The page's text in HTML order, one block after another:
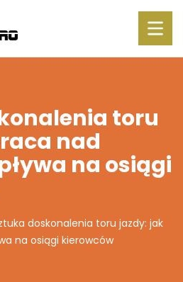
toru
nad
na osiągi
doskonalenia toru jazdy: jak
na osiągi kierowców